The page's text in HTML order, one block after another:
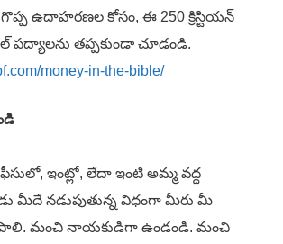
ఉదాహరణల కోసం, ఈ 250 క్రిస్టియన్
పద్యాలను తప్పకుండా చూడండి.
money-in-the-bible/
ఇంట్లో, లేదా ఇంటి అమ్మ వద్ద
మీదే నడుపుతున్న విధంగా మీరు మీ
మంచి నాయకుడిగా ఉండండి. మంచి